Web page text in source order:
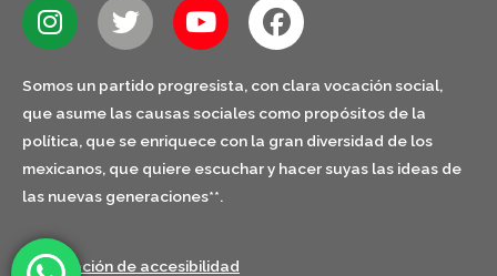
Somos un partido progresista, con clara vocación social,
que asume las causas sociales como propósitos de la
política, que se enriquece con la gran diversidad de los
mexicanos, que quiere escuchar y hacer suyas las ideas de
las nuevas generaciones**.
Declaración de accesibilidad